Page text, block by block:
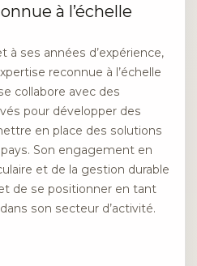
à l’échelle
à ses années d’expérience,
reconnue à l’échelle
collabore avec des
pour développer des
en place des solutions
Son engagement en
et de la gestion durable
de se positionner en tant
son secteur d’activité.